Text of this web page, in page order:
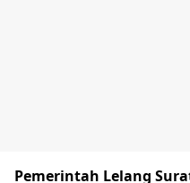
Pemerintah Lelang